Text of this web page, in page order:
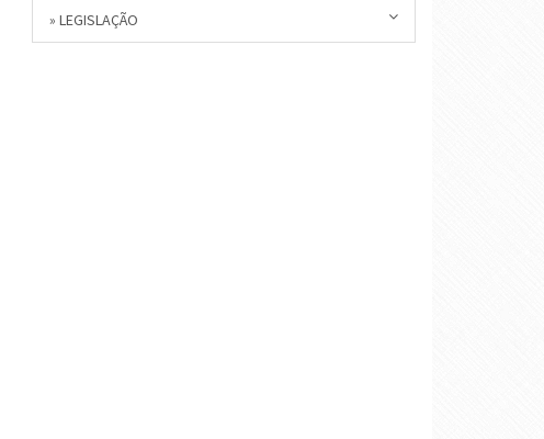
» LEGISLAÇÃO